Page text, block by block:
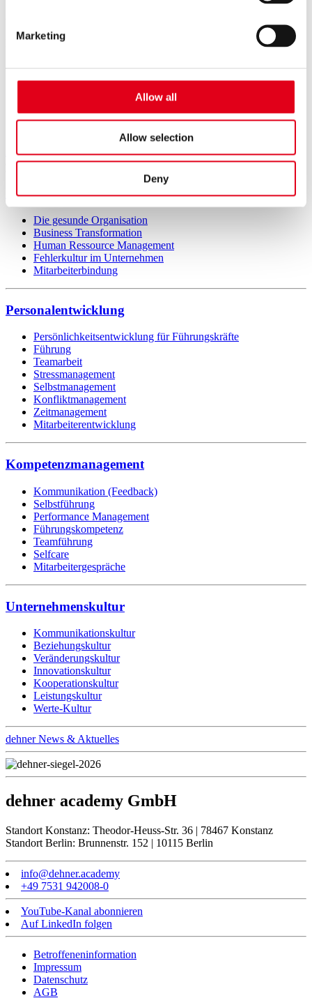
Marketing
Allow all
Allow selection
Deny
Berlin
4.490,00€ + MwSt.
08.12.2026 - 09.12.2026
16.02.2027 - 17.02.2027
20.04.2027 - 21.04.2027
ACT: Die Führungskraft als Coach [Berlin] anfragen
Organisationale Resilienz
Die gesunde Organisation
Business Transformation
Human Ressource Management
Fehlerkultur im Unternehmen
Mitarbeiterbindung
Personalentwicklung
Persönlichkeitsentwicklung für Führungskräfte
Führung
Teamarbeit
Stressmanagement
Selbstmanagement
Konfliktmanagement
Zeitmanagement
Mitarbeiterentwicklung
Kompetenzmanagement
Kommunikation (Feedback)
Selbstführung
Performance Management
Führungskompetenz
Teamführung
Selfcare
Mitarbeitergespräche
Unternehmenskultur
Kommunikationskultur
Beziehungskultur
Veränderungskultur
Innovationskultur
Kooperationskultur
Leistungskultur
Werte-Kultur
dehner News & Aktuelles
dehner academy GmbH
Standort Konstanz: Theodor-Heuss-Str. 36 | 78467 Konstanz
Standort Berlin: Brunnenstr. 152 | 10115 Berlin
info@dehner.academy
+49 7531 942008-0
YouTube-Kanal abonnieren
Auf LinkedIn folgen
Betroffeneninformation
Impressum
Datenschutz
AGB